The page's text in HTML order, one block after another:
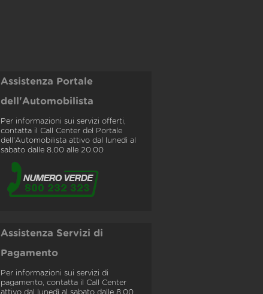
Assistenza Portale
dell'Automobilista
Per informazioni sui servizi offerti,
contatta il Call Center del Portale
dell'Automobilista attivo dal lunedì al
sabato dalle 8.00 alle 20.00
Assistenza Servizi di
Pagamento
Per informazioni sui servizi di
pagamento, contatta il Call Center